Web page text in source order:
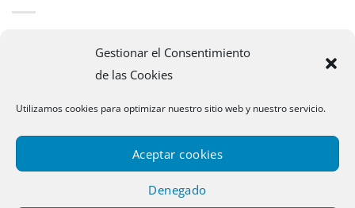
Gestionar el Consentimiento
de las Cookies
Utilizamos cookies para optimizar nuestro sitio web y nuestro servicio.
Aceptar cookies
Denegado
murazpi@murazpi.com
948 234 436 – 623 195 518